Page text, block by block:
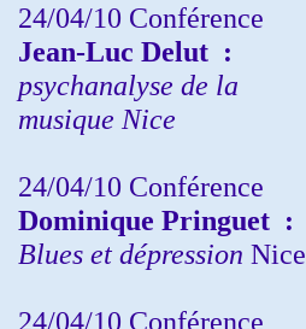
24/04/10 Conférence
Jean-Luc Delut :
psychanalyse de la
musique Nice
24/04/10 Conférence
Dominique Pringuet :
Blues et dépression Nice
24/04/10 Conférence